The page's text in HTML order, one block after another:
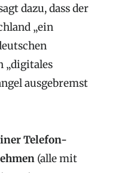
dazu, dass der
„ein
„digitales
ausgebremst
Telefon-
(alle mit